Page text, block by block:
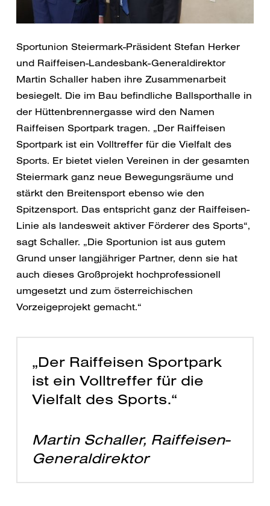
Sportunion Steiermark-Präsident Stefan Herker
und Raiffeisen-Landesbank-Generaldirektor
Martin Schaller haben ihre Zusammenarbeit
besiegelt. Die im Bau befindliche Ballsporthalle in
der Hüttenbrennergasse wird den Namen
Raiffeisen Sportpark tragen. „Der Raiffeisen
Sportpark ist ein Volltreffer für die Vielfalt des
Sports. Er bietet vielen Vereinen in der gesamten
Steiermark ganz neue Bewegungsräume und
stärkt den Breitensport ebenso wie den
Spitzensport. Das entspricht ganz der Raiffeisen-
Linie als landesweit aktiver Förderer des Sports“,
sagt Schaller. „Die Sportunion ist aus gutem
Grund unser langjähriger Partner, denn sie hat
auch dieses Großprojekt hochprofessionell
umgesetzt und zum österreichischen
Vorzeigeprojekt gemacht.“
„Der Raiffeisen Sportpark
ist ein Volltreffer für die
Vielfalt des Sports.“
Martin Schaller, Raiffeisen-
Generaldirektor